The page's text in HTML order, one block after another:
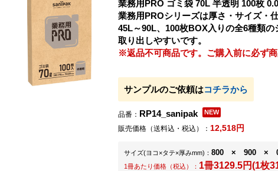
業務用PRO ゴミ袋 70L 半透明 100枚
業務用PROシリーズは厚さ・サイズ・
45L～90L、100枚BOX入りの全6種類
取り出しやすいです。
※返品不可商品です。ご購入前に必ず
サンプルのご依頼はコチラから
品番： RP14_sanipak
販売価格（送料込・税込）： 12,518円
サイズ(ヨコ×タテ×厚みmm) ： 800 × 900 ×
1冊あたり価格（税込）： 1冊3129.5円(1枚